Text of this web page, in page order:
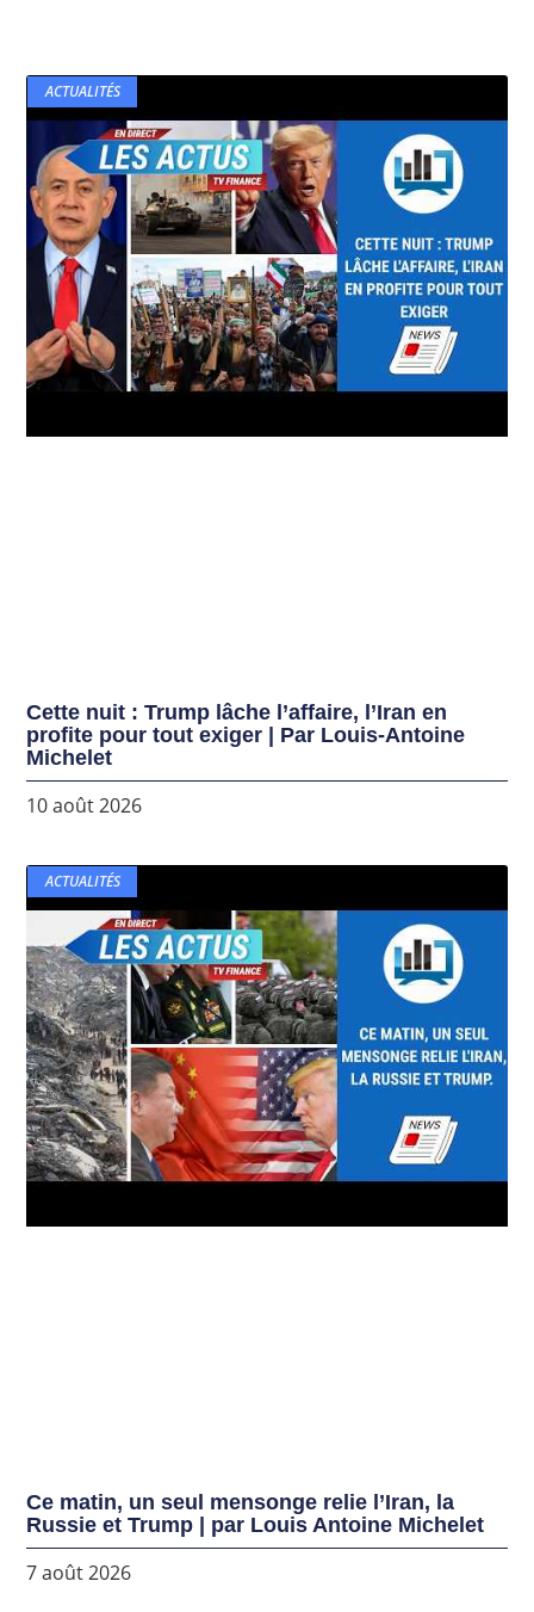
ACTUALITÉS
Cette nuit : Trump lâche l’affaire, l’Iran en
profite pour tout exiger | Par Louis-Antoine
Michelet
10 août 2026
ACTUALITÉS
Ce matin, un seul mensonge relie l’Iran, la
Russie et Trump | par Louis Antoine Michelet
7 août 2026